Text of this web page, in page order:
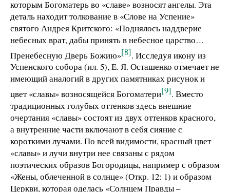
которым Богоматерь во «славе» возносят ангелы. Эта
деталь находит толкование в «Слове на Успение»
святого Андрея Критского: «Поднялось наддверие
небесных врат, дабы принять в небесное царство…
Пренебесную Дверь Божию»[8]. Исследуя икону из
Успенского собора (ил. 5), Е. Я. Осташенко отмечает не
имеющий аналогий в других памятниках рисунок и
цвет «славы» возносящейся Богоматери[9]. Вместо
традиционных голубых оттенков здесь внешние
очертания «славы» состоят из двух оттенков красного,
а внутренние части включают в себя сияние с
короткими лучами. По всей видимости, красный цвет
«славы» и лучи внутри нее связаны с рядом
поэтических образов Богородицы, например с образом
«Жены, облеченной в солнце» (Откр. 12: 1) и образом
Церкви, которая оделась «Солнцем Правды –